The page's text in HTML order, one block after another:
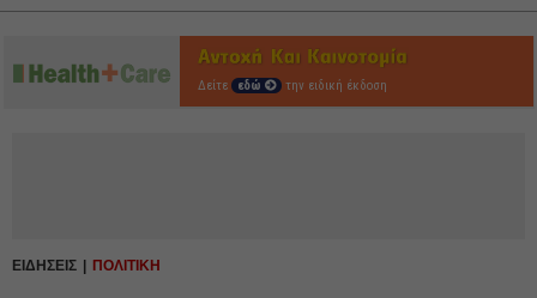
Δείτε εδώ την ειδική έκδοση
ΕΙΔΗΣΕΙΣ ΠΟΛΙΤΙΚΗ